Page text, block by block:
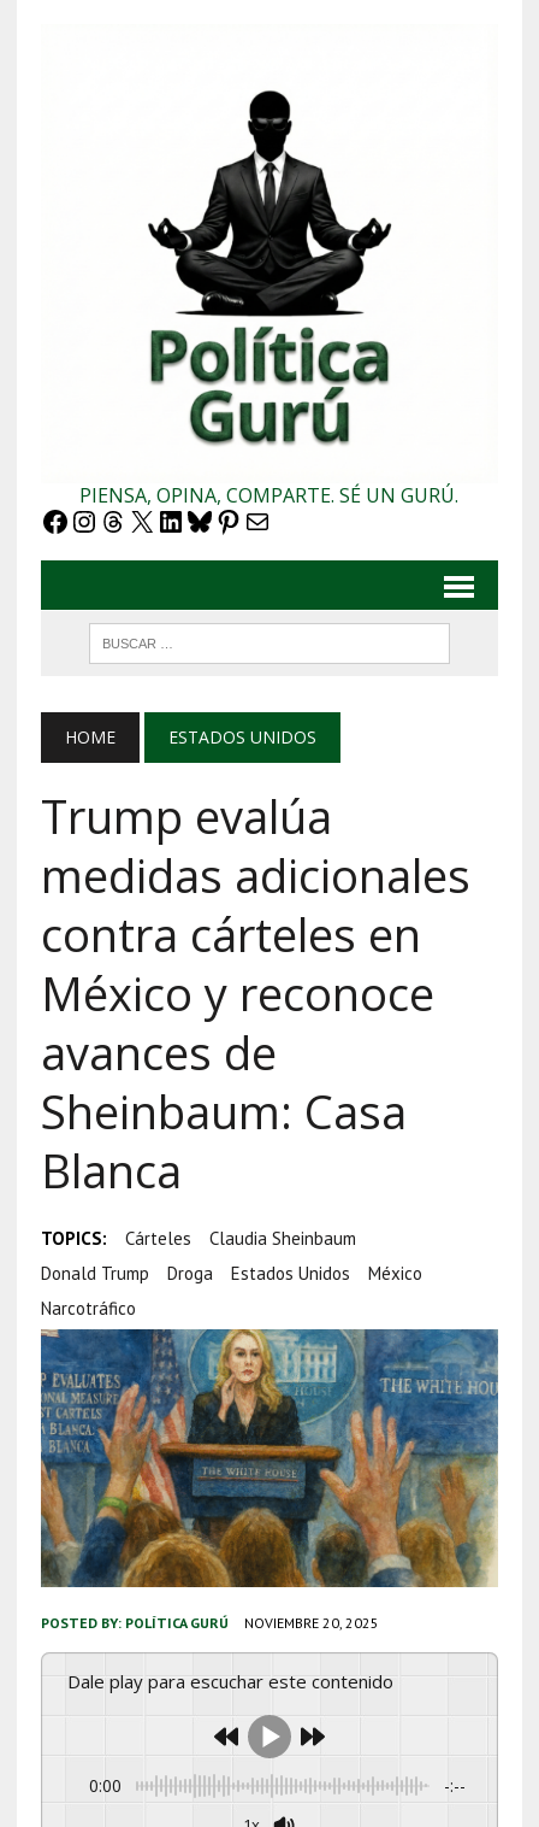
PIENSA, OPINA, COMPARTE. SÉ UN GURÚ.
Facebook
Instagram
Threads
X LinkedIn
Bluesky
Pinterest
Correo electrónico
HOME ESTADOS UNIDOS
Trump evalúa
medidas adicionales
contra cárteles en
México y reconoce
avances de
Sheinbaum: Casa
Blanca
TOPICS: Cárteles
Claudia Sheinbaum
Donald Trump
Droga Estados Unidos
México
Narcotráfico
POSTED BY: POLÍTICA GURÚ NOVIEMBRE 20, 2025
Dale play para escuchar este contenido
0:00 -:--